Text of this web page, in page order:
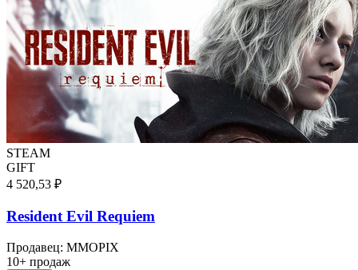
STEAM
GIFT
4 520,53 ₽
Resident Evil Requiem
Продавец: MMOPIX
10+ продаж